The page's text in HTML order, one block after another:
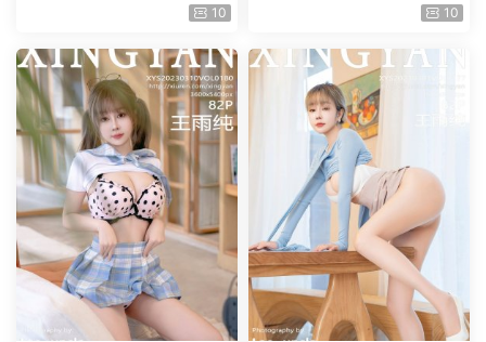
10 10